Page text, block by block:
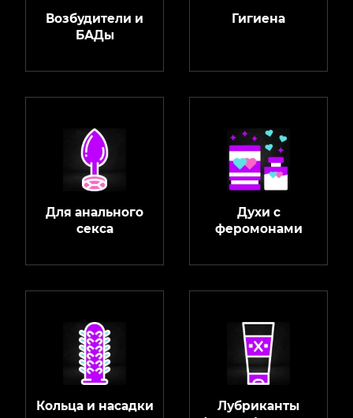
Возбудители и
БАДы
Гигиена
Для анального
секса
Духи с
феромонами
Кольца и насадки
Лубриканты